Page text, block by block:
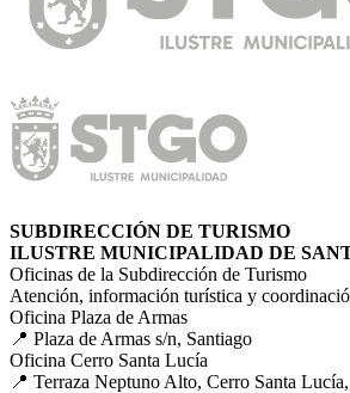
SUBDIRECCIÓN DE TURISMO
ILUSTRE MUNICIPALIDAD DE
Oficinas de la Subdirección de Turismo
Atención, información turística y
Oficina Plaza de Armas
📍 Plaza de Armas s/n, Santiago
Oficina Cerro Santa Lucía
📍 Terraza Neptuno Alto, Cerro Santa